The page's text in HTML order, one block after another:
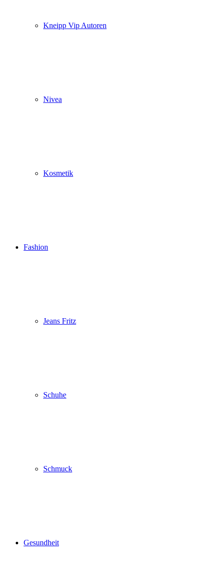
Kneipp Vip Autoren
Nivea
Kosmetik
Fashion
Jeans Fritz
Schuhe
Schmuck
Gesundheit